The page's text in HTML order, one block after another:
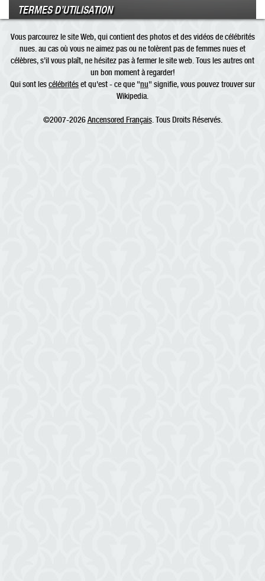
TERMES D’UTILISATION
Vous parcourez le site Web, qui contient des photos et des vidéos de célébrités
nues. au cas où vous ne aimez pas ou ne tolèrent pas de femmes nues et
célèbres, s’il vous plaît, ne hésitez pas à fermer le site web. Tous les autres ont
un bon moment à regarder!
Qui sont lescélébritéset qu'est - ce que "nu" signifie, vous pouvez trouver sur
Wikipedia.
©2007-2026Ancensored Français. Tous Droits Réservés.